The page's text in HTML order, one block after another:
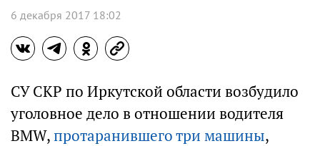
6 декабря 2017 18:02
СУ СКР по Иркутской области возбудило
уголовное дело в отношении водителя
BMW,протаранившего три машины,